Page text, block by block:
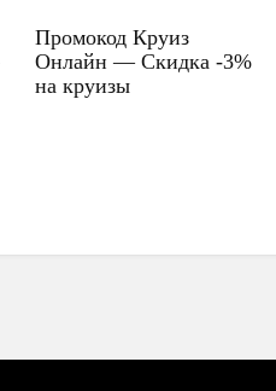
Промокод Круиз
Онлайн — Скидка -3%
на круизы